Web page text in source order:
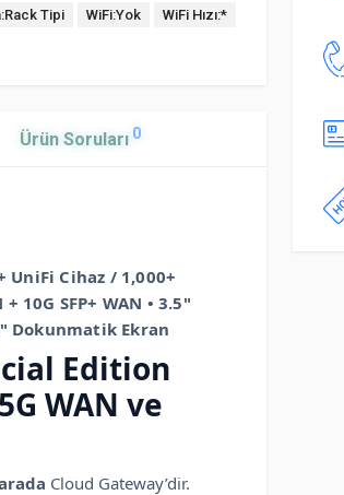
Tipi WiFi:Yok
WiFi Hızı:*
Ürün Soruları 0
UniFi Cihaz / 1,000+
10G SFP+ WAN • 3.5"
Dokunmatik Ekran
Edition
WAN ve
Cloud Gateway’dir.